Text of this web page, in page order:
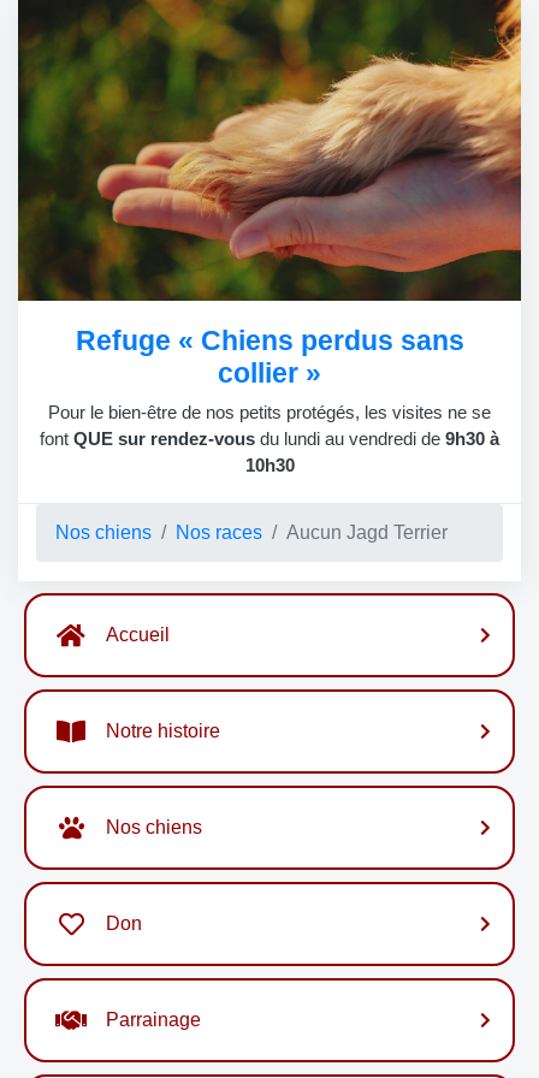
Refuge « Chiens perdus sans
collier »
Pour le bien-être de nos petits protégés, les visites ne se
font QUE sur rendez-vous du lundi au vendredi de 9h30 à
10h30
Nos chiens Nos races Aucun Jagd Terrier
Accueil
Notre histoire
Nos chiens
Don
Parrainage